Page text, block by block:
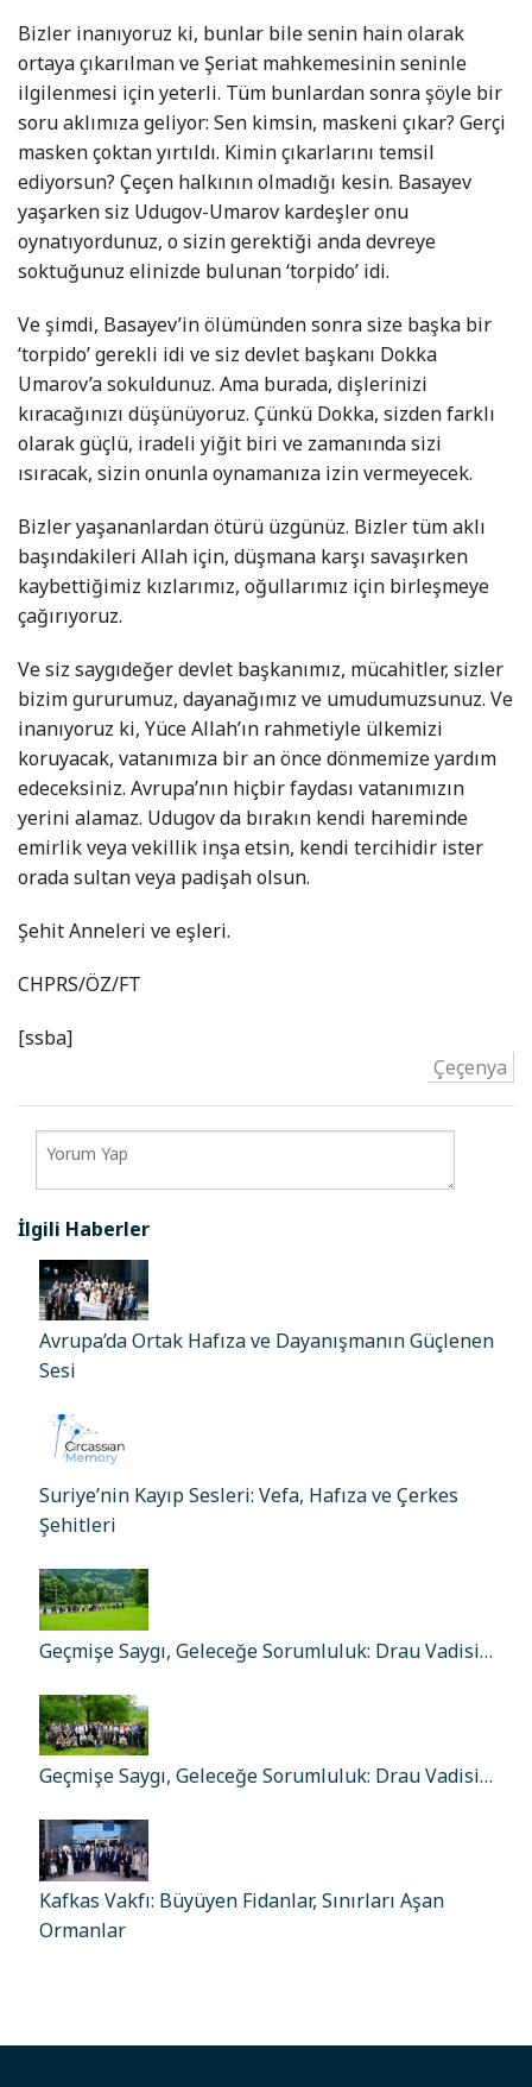
Bizler inanıyoruz ki, bunlar bile senin hain olarak
ortaya çıkarılman ve Şeriat mahkemesinin seninle
ilgilenmesi için yeterli. Tüm bunlardan sonra şöyle bir
soru aklımıza geliyor: Sen kimsin, maskeni çıkar? Gerçi
masken çoktan yırtıldı. Kimin çıkarlarını temsil
ediyorsun? Çeçen halkının olmadığı kesin. Basayev
yaşarken siz Udugov-Umarov kardeşler onu
oynatıyordunuz, o sizin gerektiği anda devreye
soktuğunuz elinizde bulunan ‘torpido’ idi.
Ve şimdi, Basayev’in ölümünden sonra size başka bir
‘torpido’ gerekli idi ve siz devlet başkanı Dokka
Umarov’a sokuldunuz. Ama burada, dişlerinizi
kıracağınızı düşünüyoruz. Çünkü Dokka, sizden farklı
olarak güçlü, iradeli yiğit biri ve zamanında sizi
ısıracak, sizin onunla oynamanıza izin vermeyecek.
Bizler yaşananlardan ötürü üzgünüz. Bizler tüm aklı
başındakileri Allah için, düşmana karşı savaşırken
kaybettiğimiz kızlarımız, oğullarımız için birleşmeye
çağırıyoruz.
Ve siz saygıdeğer devlet başkanımız, mücahitler, sizler
bizim gururumuz, dayanağımız ve umudumuzsunuz. Ve
inanıyoruz ki, Yüce Allah’ın rahmetiyle ülkemizi
koruyacak, vatanımıza bir an önce dönmemize yardım
edeceksiniz. Avrupa’nın hiçbir faydası vatanımızın
yerini alamaz. Udugov da bırakın kendi hareminde
emirlik veya vekillik inşa etsin, kendi tercihidir ister
orada sultan veya padişah olsun.
Şehit Anneleri ve eşleri.
CHPRS/ÖZ/FT
[ssba]
Çeçenya
İlgili Haberler
Avrupa’da Ortak Hafıza ve Dayanışmanın Güçlenen
Sesi
Suriye’nin Kayıp Sesleri: Vefa, Hafıza ve Çerkes
Şehitleri
Geçmişe Saygı, Geleceğe Sorumluluk: Drau Vadisi…
Geçmişe Saygı, Geleceğe Sorumluluk: Drau Vadisi…
Kafkas Vakfı: Büyüyen Fidanlar, Sınırları Aşan
Ormanlar